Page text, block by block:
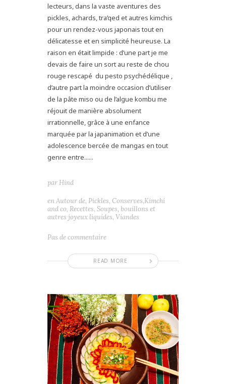
lecteurs, dans la vaste aventures des
pickles, achards, tra’qed et autres kimchis
pour un rendez-vous japonais tout en
délicatesse et en simplicité heureuse. La
raison en était limpide : d’une part je me
devais de faire un sort au reste de chou
rouge rescapé du pesto psychédélique ,
d’autre part la moindre occasion d’utiliser
de la pâte miso ou de l’algue kombu me
réjouit de manière absolument
irrationnelle, grâce à une enfance
marquée par la japanimation et d’une
adolescence bercée de mangas en tout
genre entre......
READ MORE
par Hind
enAutour de, Pickles, Conserves,Kimchi
and co, Recettes, Soupes, bouillons et
autres joyeux liquides, Viandes
Pas de commentaire